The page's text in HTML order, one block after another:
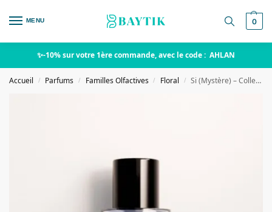
MENU 0
✨-10% sur votre 1ère commande, avec le code : AHLAN
Accueil / Parfums / Familles Olfactives / Floral / Si (Mystère) – Collection Privée